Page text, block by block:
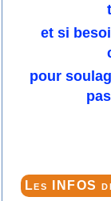
et si
pour
Les INFOS